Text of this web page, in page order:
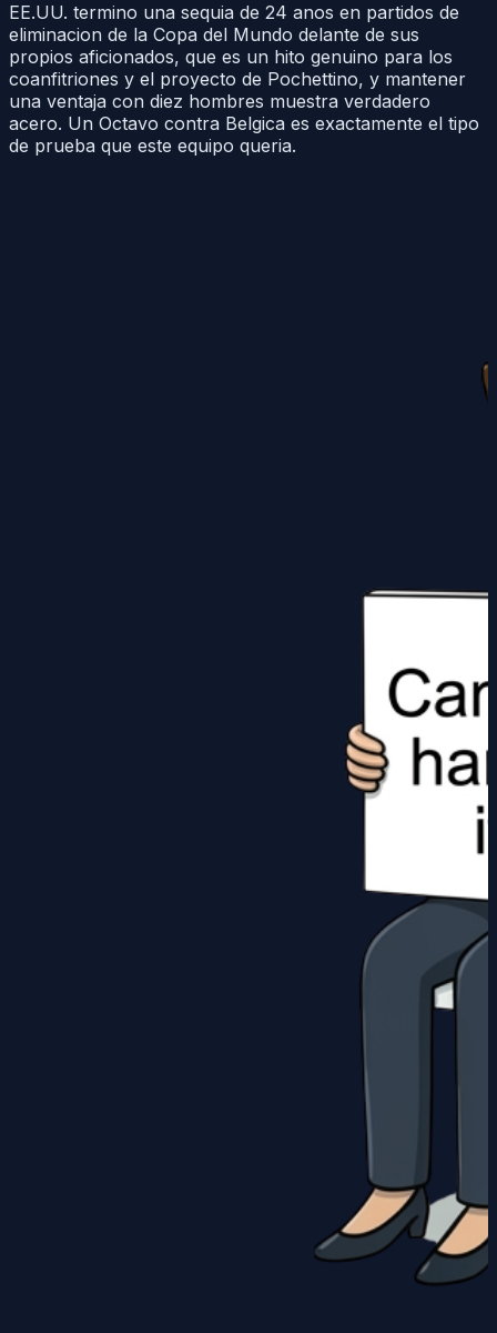
EE.UU. termino una sequia de 24 anos en partidos de
eliminacion de la Copa del Mundo delante de sus
propios aficionados, que es un hito genuino para los
coanfitriones y el proyecto de Pochettino, y mantener
una ventaja con diez hombres muestra verdadero
acero. Un Octavo contra Belgica es exactamente el tipo
de prueba que este equipo queria.